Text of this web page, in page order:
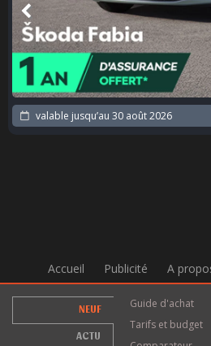
valable jusqu’au
Accueil Publicité A
NEUF
ACTU
Guide d'achat
Tarifs et budget